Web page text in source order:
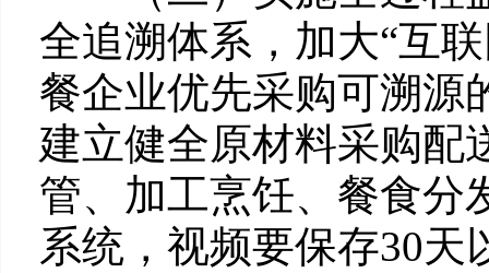
全追溯体系，加大“互
餐企业优先采购可溯源
建立健全原材料采购配
管、加工烹饪、餐食分
系统，视频要保存30